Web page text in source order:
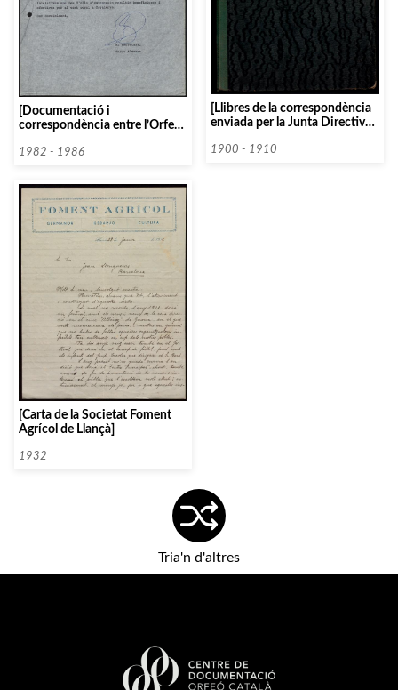
[Documentació i
correspondència entre l’Orfeó
d’Entitats Corals (FCEC)]
1982 - 1986
[Llibres de la correspondència
enviada per la Junta Directiva
institucions i entitats]
1900 - 1910
[Carta de la Societat Foment
Agrícol de Llançà]
1932
Tria'n d'altres